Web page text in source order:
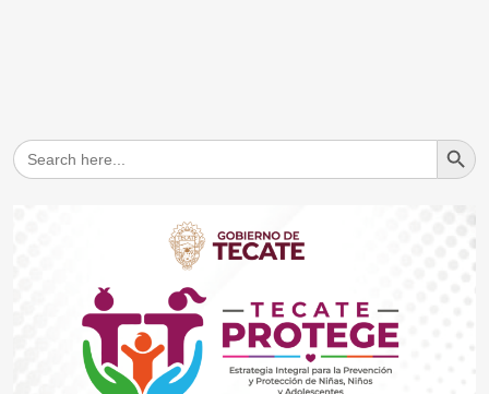
Search
for:
Search